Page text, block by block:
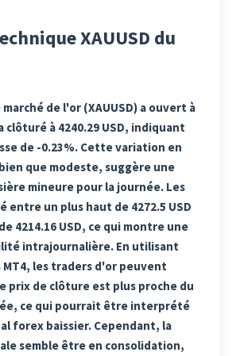
XAUUSD du
de l'or (XAUUSD) a ouvert à
clôturé à 4240.29 USD, indiquant
de -0.23%. Cette variation en
que modeste, suggère une
mineure pour la journée. Les
un plus haut de 4272.5 USD
4214.16 USD, ce qui montre une
intrajournalière. En utilisant
les traders d'or peuvent
prix de clôture est plus proche du
ce qui pourrait être interprété
forex baissier. Cependant, la
semble être en consolidation,